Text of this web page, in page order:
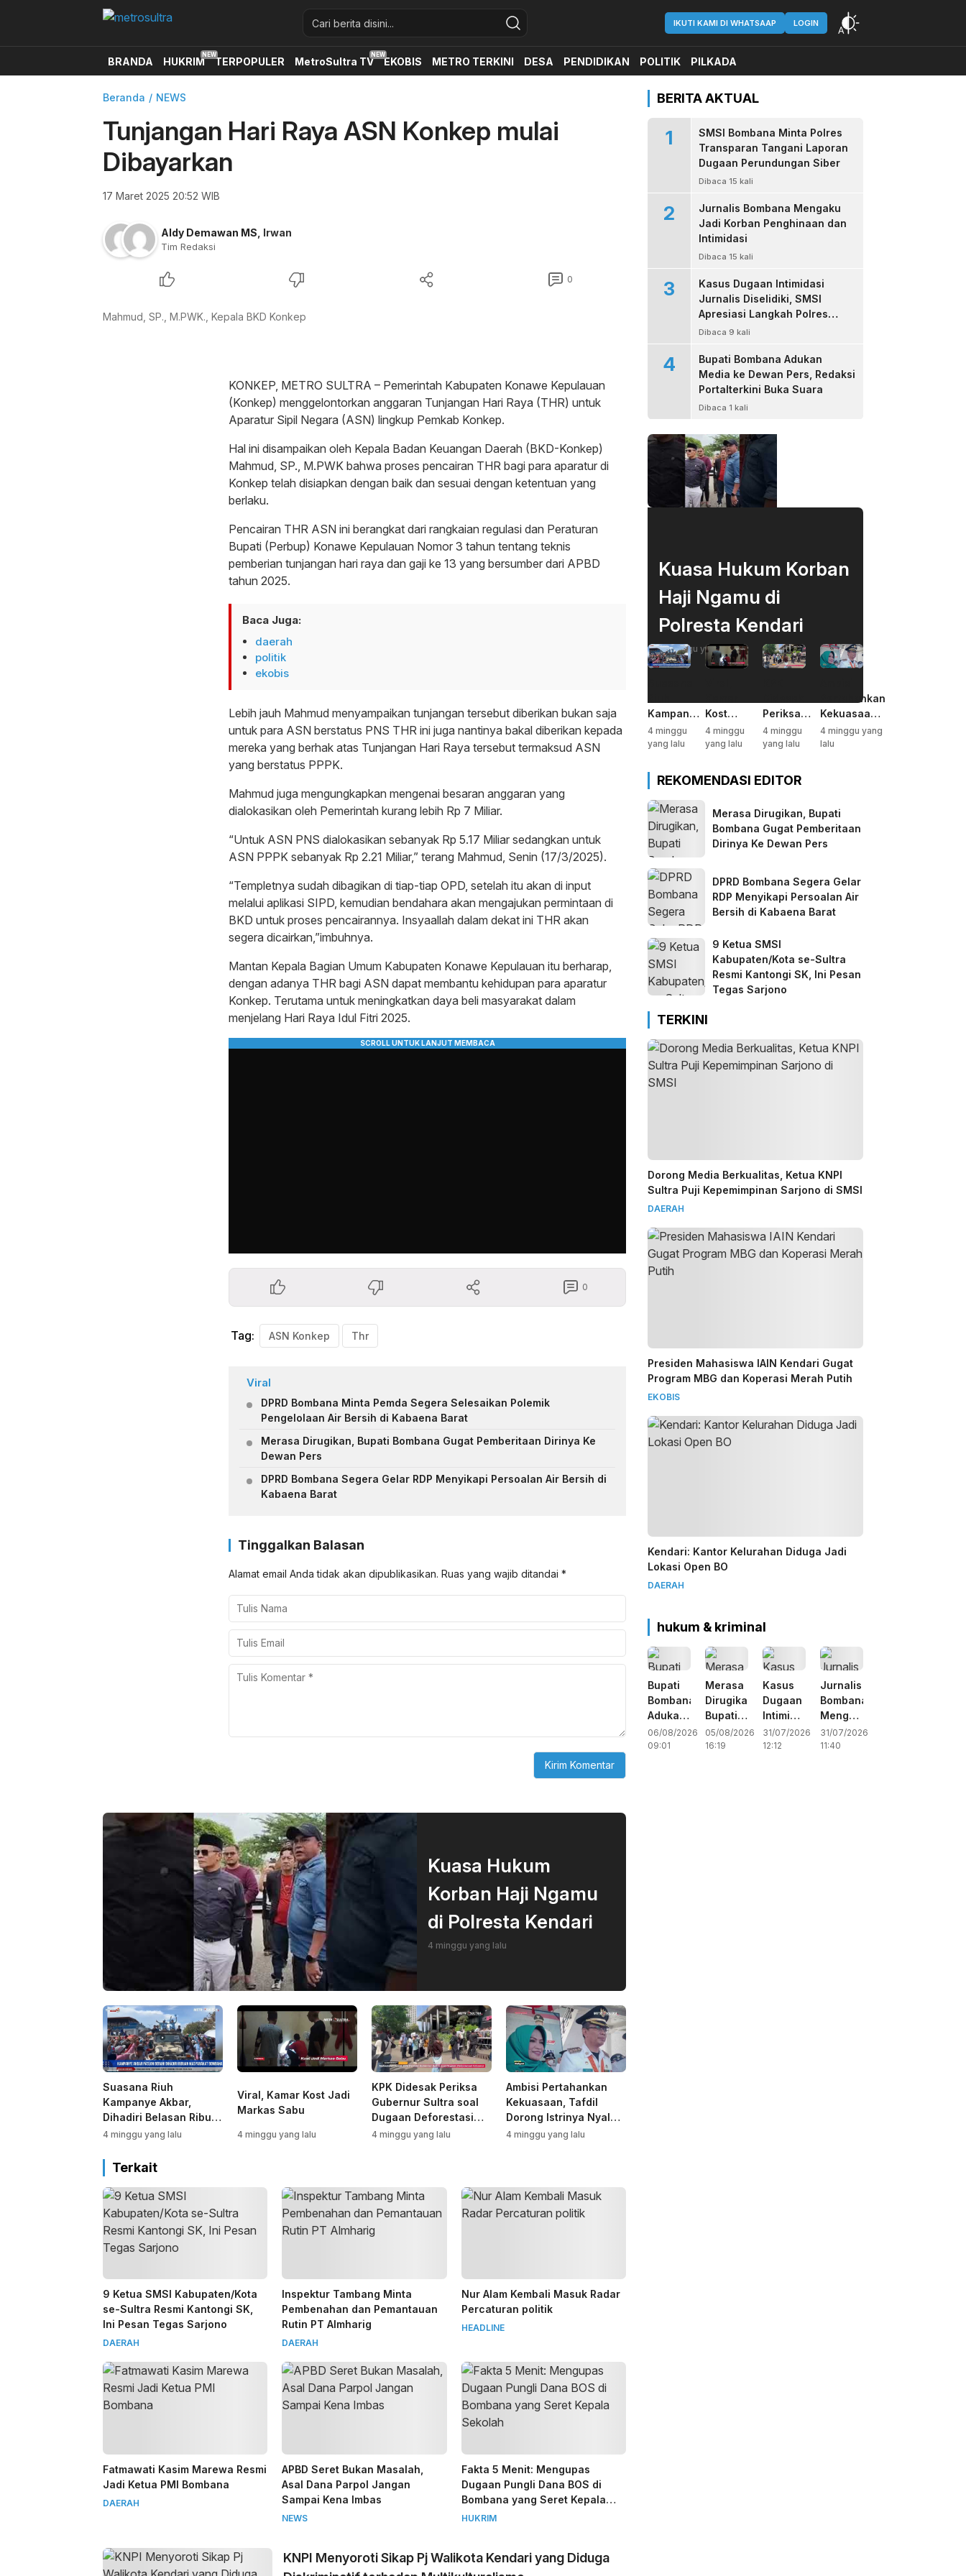
IKUTI KAMI DI WHATSAAP LOGIN
BRANDA HUKRIM TERPOPULER MetroSultra TV EKOBIS METRO TERKINI DESA PENDIDIKAN POLITIK PILKADA
Beranda NEWS
Tunjangan Hari Raya ASN Konkep mulai
Dibayarkan
17 Maret 2025 20:52 WIB
Aldy Demawan MS Irwan
Tim Redaksi
0
Mahmud, SP., M.PWK., Kepala BKD Konkep
KONKEP, METRO SULTRA – Pemerintah Kabupaten Konawe Kepulauan
(Konkep) menggelontorkan anggaran Tunjangan Hari Raya (THR) untuk
Aparatur Sipil Negara (ASN) lingkup Pemkab Konkep.
Hal ini disampaikan oleh Kepala Badan Keuangan Daerah (BKD-Konkep)
Mahmud, SP., M.PWK bahwa proses pencairan THR bagi para aparatur di
Konkep telah disiapkan dengan baik dan sesuai dengan ketentuan yang
berlaku.
Pencairan THR ASN ini berangkat dari rangkaian regulasi dan Peraturan
Bupati (Perbup) Konawe Kepulauan Nomor 3 tahun tentang teknis
pemberian tunjangan hari raya dan gaji ke 13 yang bersumber dari APBD
tahun 2025.
Baca Juga:
daerah
politik
ekobis
Lebih jauh Mahmud menyampaikan tunjangan tersebut diberikan bukan saja
untuk para ASN berstatus PNS THR ini juga nantinya bakal diberikan kepada
mereka yang berhak atas Tunjangan Hari Raya tersebut termaksud ASN
yang berstatus PPPK.
Mahmud juga mengungkapkan mengenai besaran anggaran yang
dialokasikan oleh Pemerintah kurang lebih Rp 7 Miliar.
“Untuk ASN PNS dialokasikan sebanyak Rp 5.17 Miliar sedangkan untuk
ASN PPPK sebanyak Rp 2.21 Miliar,” terang Mahmud, Senin (17/3/2025).
“Templetnya sudah dibagikan di tiap-tiap OPD, setelah itu akan di input
melalui aplikasi SIPD, kemudian bendahara akan mengajukan permintaan di
BKD untuk proses pencairannya. Insyaallah dalam dekat ini THR akan
segera dicairkan,”imbuhnya.
Mantan Kepala Bagian Umum Kabupaten Konawe Kepulauan itu berharap,
dengan adanya THR bagi ASN dapat membantu kehidupan para aparatur
Konkep. Terutama untuk meningkatkan daya beli masyarakat dalam
menjelang Hari Raya Idul Fitri 2025.
0
Tag: ASN Konkep Thr
Viral
DPRD Bombana Minta Pemda Segera Selesaikan Polemik
Pengelolaan Air Bersih di Kabaena Barat
Merasa Dirugikan, Bupati Bombana Gugat Pemberitaan Dirinya Ke
Dewan Pers
DPRD Bombana Segera Gelar RDP Menyikapi Persoalan Air Bersih di
Kabaena Barat
Tinggalkan Balasan
Alamat email Anda tidak akan dipublikasikan. Ruas yang wajib ditandai *
Kuasa Hukum
Korban Haji Ngamu
di Polresta Kendari
4 minggu yang lalu
Suasana Riuh
Kampanye Akbar,
Dihadiri Belasan Ribu
Warga Bombana
4 minggu yang lalu
Viral, Kamar Kost Jadi
Markas Sabu
4 minggu yang lalu
KPK Didesak Periksa
Gubernur Sultra soal
Dugaan Deforestasi
Kabaen
4 minggu yang lalu
Ambisi Pertahankan
Kekuasaan, Tafdil
Dorong Istrinya Nyalon
Bupati Bombana
4 minggu yang lalu
Terkait
9 Ketua SMSI Kabupaten/Kota
se-Sultra Resmi Kantongi SK,
Ini Pesan Tegas Sarjono
DAERAH
Inspektur Tambang Minta
Pembenahan dan Pemantauan
Rutin PT Almharig
DAERAH
Nur Alam Kembali Masuk Radar
Percaturan politik
HEADLINE
Fatmawati Kasim Marewa Resmi
Jadi Ketua PMI Bombana
DAERAH
APBD Seret Bukan Masalah,
Asal Dana Parpol Jangan
Sampai Kena Imbas
NEWS
Fakta 5 Menit: Mengupas
Dugaan Pungli Dana BOS di
Bombana yang Seret Kepala
Sekolah
HUKRIM
KNPI Menyoroti Sikap Pj Walikota Kendari yang Diduga
BERITA AKTUAL
1
SMSI Bombana Minta Polres
Transparan Tangani Laporan
Dugaan Perundungan Siber
Dibaca 15 kali
2
Jurnalis Bombana Mengaku
Jadi Korban Penghinaan dan
Intimidasi
Dibaca 15 kali
3
Kasus Dugaan Intimidasi
Jurnalis Diselidiki, SMSI
Apresiasi Langkah Polres
Bombana
Dibaca 9 kali
4
Bupati Bombana Adukan
Media ke Dewan Pers, Redaksi
Portalterkini Buka Suara
Dibaca 1 kali
Kuasa Hukum Korban
Haji Ngamu di
Polresta Kendari
4 minggu yang lalu
Kampanye
Akbar,
Dihadiri
Ribu
Warga
Bombana
4 minggu
yang lalu
Kost
Jadi
Markas
4 minggu
yang lalu
Periksa
Gubernur
Sultra soal
Deforestasi
Kabaen
4 minggu
yang lalu
Pertahankan
Kekuasaan,
Tafdil
Dorong
4 minggu yang
lalu
REKOMENDASI EDITOR
Merasa Dirugikan, Bupati
Bombana Gugat Pemberitaan
Dirinya Ke Dewan Pers
DPRD Bombana Segera Gelar
RDP Menyikapi Persoalan Air
Bersih di Kabaena Barat
9 Ketua SMSI
Kabupaten/Kota se-Sultra
Resmi Kantongi SK, Ini Pesan
Tegas Sarjono
TERKINI
Dorong Media Berkualitas, Ketua KNPI
Sultra Puji Kepemimpinan Sarjono di SMSI
DAERAH
Presiden Mahasiswa IAIN Kendari Gugat
Program MBG dan Koperasi Merah Putih
EKOBIS
Kendari: Kantor Kelurahan Diduga Jadi
Lokasi Open BO
DAERAH
hukum & kriminal
Bupati
Bombana
Adukan
Media
ke
06/08/2026
09:01
Merasa
Dirugikan,
Bupati
Bombana
Gugat
05/08/2026
16:19
Kasus
Dugaan
Intimidasi
Jurnalis
Diselidiki,
31/07/2026
12:12
Jurnalis
Bombana
Mengaku
Jadi
Korban
31/07/2026
11:40